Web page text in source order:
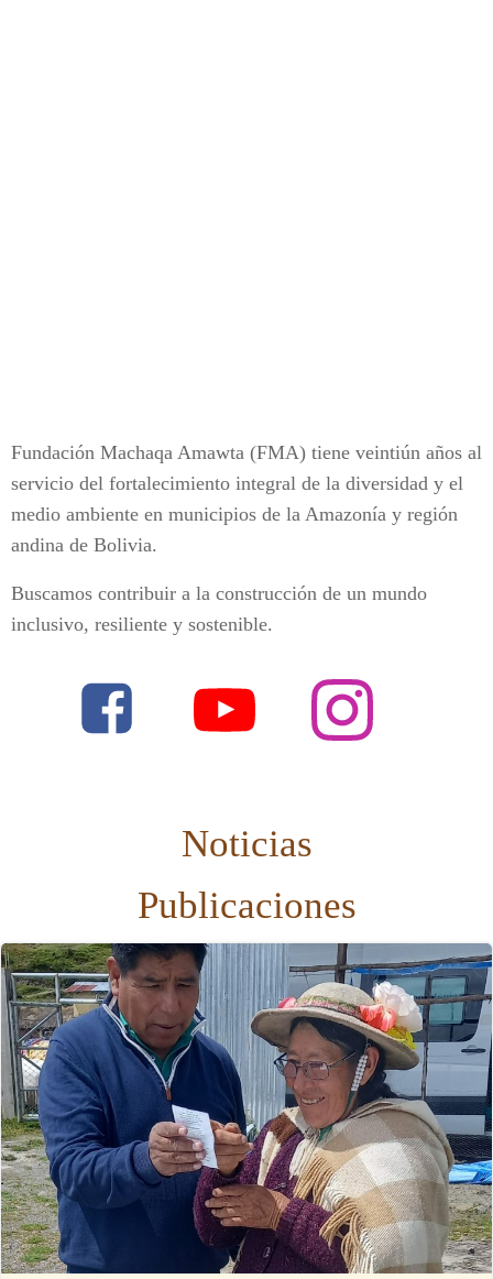
Fundación Machaqa Amawta (FMA) tiene veintiún años al
servicio del fortalecimiento integral de la diversidad y el
medio ambiente en municipios de la Amazonía y región
andina de Bolivia.
Buscamos contribuir a la construcción de un mundo
inclusivo, resiliente y sostenible.
Noticias
Publicaciones